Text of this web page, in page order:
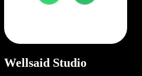
Wellsaid Studio